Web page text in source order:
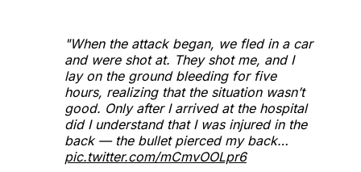
"When the attack began, we fled in a car
and were shot at. They shot me, and I
lay on the ground bleeding for five
hours, realizing that the situation wasn’t
good. Only after I arrived at the hospital
did I understand that I was injured in the
back — the bullet pierced my back…
pic.twitter.com/mCmvOOLpr6